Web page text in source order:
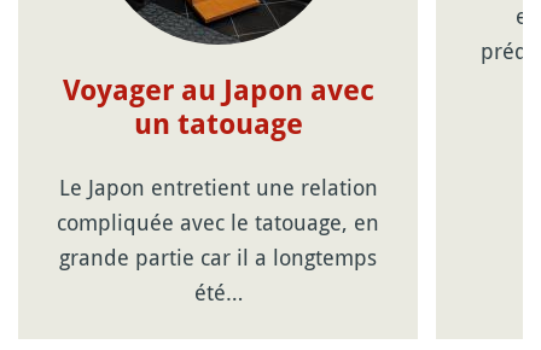
Voyager au Japon avec
un tatouage
Le Japon entretient une relation
compliquée avec le tatouage, en
grande partie car il a longtemps
été…